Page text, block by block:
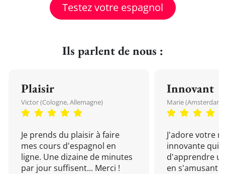
Testez votre espagnol
Ils parlent de nous :
Plaisir
Victor (Cologne, Allemagne)
Je prends du plaisir à faire
mes cours d'espagnol en
ligne. Une dizaine de minutes
par jour suffisent... Merci !
Innovant
Marie (Amsterdam,
J'adore votre
innovante qui
d'apprendre
en s'amusant !